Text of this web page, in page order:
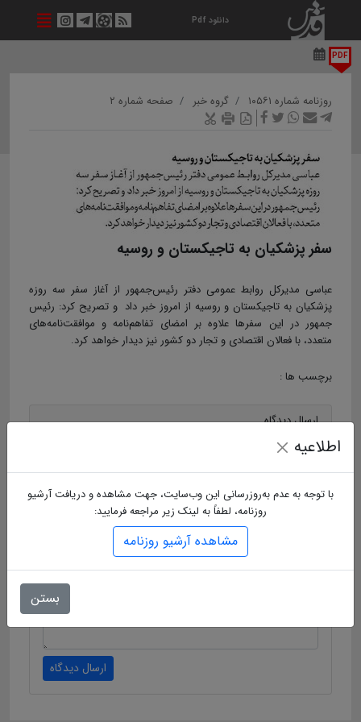
دانلود Pdf
PDF
روزنامه شماره ۱۰۵۶۱ گروه خبر صفحه شماره ۲
سفر پزشکیان به تاجیکستان و روسیه
عباسی مدیرکل روابط عمومی دفتر رئیس‌جمهور از آغاز سفر سه روزه
پزشکیان به تاجیکستان و روسیه از امروز خبر داد و تصریح کرد: رئیس
جمهور در این سفرها علاوه بر امضای تفاهم‌نامه و موافقت‌نامه‌های
متعدد، با فعالان اقتصادی و تجار دو کشور نیز دیدار خواهد کرد.
برچسب ها :
ارسال دیدگاه
ارسال دیدگاه
اطلاعیه
با توجه به عدم به‌روزرسانی این وب‌سایت، جهت مشاهده و دریافت آرشیو
روزنامه، لطفاً به لینک زیر مراجعه فرمایید:
مشاهده آرشیو روزنامه
بستن